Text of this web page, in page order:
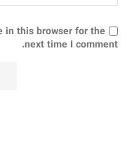
in this browser for the
next time I comment.